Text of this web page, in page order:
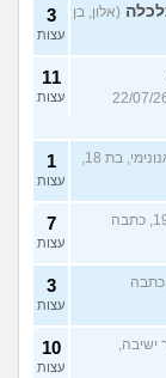
(אלון, בן
3
עצות
בת 34, כתבה ב-22/07/26
11
עצות
(אנונימי, בת 18,
1
עצות
(אנונימי, בת 19, כתבה
7
עצות
בת 18, כתבה
3
עצות
ישיבה,
10
עצות